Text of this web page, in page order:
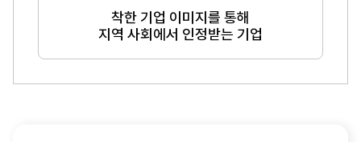
착한 기업 이미지를 통해
지역 사회에서 인정받는 기업